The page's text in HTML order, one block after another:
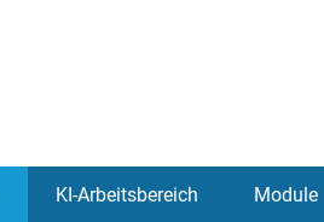
KI-Arbeitsbereich Module